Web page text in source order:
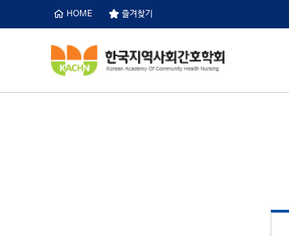
HOME 즐겨찾기